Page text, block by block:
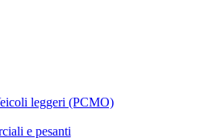
leggeri (PCMO)
e pesanti